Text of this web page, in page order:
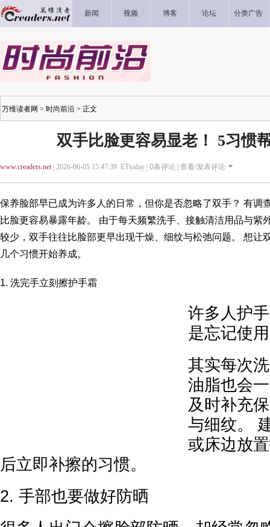
新闻 视频 博客 论坛 分类广告
万维读者网 > 时尚前沿 > 正文
双手比脸更容易显老！ 5习惯
www.creaders.net| 2026-06-05 15:47:39 ETtoday | 0条评论 | 查看/发表评论
保养脸部早已成为许多人的日常，但你是否忽略了双手？ 有调
比脸更容易暴露年龄。 由于每天频繁洗手、接触清洁用品与紫
较少，双手往往比脸部更早出现干燥、细纹与松弛问题。 想让
几个习惯开始养成。
1. 洗完手立刻擦护手霜
许多人护
是忘记使
其实每次
油脂也会
及时补充
与细纹。
或床边放
后立即补擦的习惯。
2. 手部也要做好防晒